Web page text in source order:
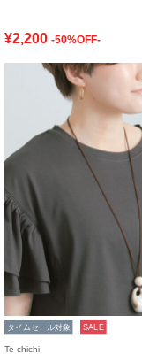
¥2,200 -50%OFF-
タイムセール対象 SALE
Te chichi